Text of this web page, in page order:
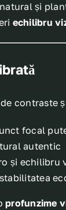
și
echilibru
contraste
focal
autentic
și echilibru
profunzime